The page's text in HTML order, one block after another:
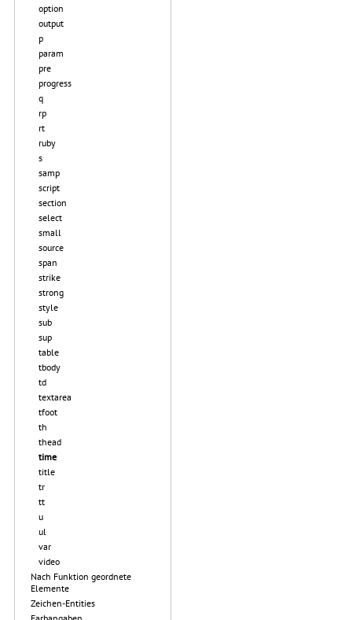
option
output
p
param
pre
progress
q
rp
rt
ruby
s
samp
script
section
select
small
source
span
strike
strong
style
sub
sup
table
tbody
td
textarea
tfoot
th
thead
time
title
tr
tt
u
ul
var
video
Nach Funktion geordnete
Elemente
Zeichen-Entities